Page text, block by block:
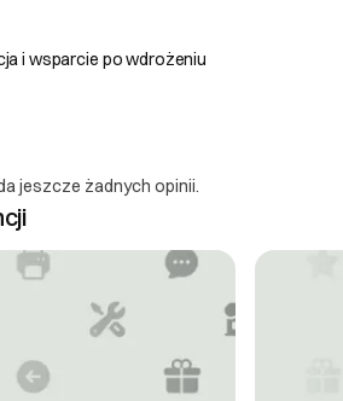
i wsparcie po wdrożeniu
jeszcze żadnych opinii.